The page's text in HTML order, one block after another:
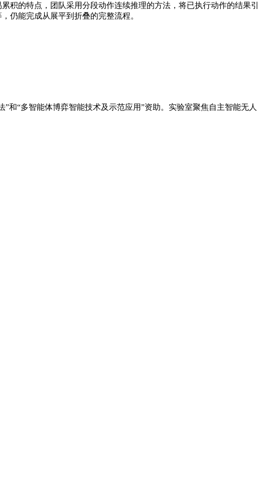
积的特点，团队采用分段动作连续推理的方法，将已执行动作的结果引
仍能完成从展平到折叠的完整流程。
和“多智能体博弈智能技术及示范应用”资助。实验室聚焦自主智能无人